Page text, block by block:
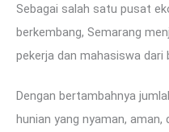
Sebagai salah satu pusat
berkembang, Semarang
pekerja dan mahasiswa dari
Dengan bertambahnya
hunian yang nyaman,